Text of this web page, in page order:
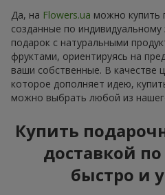
Да, на Flowers.ua можно купить
созданные по
подарок с натуральными
фруктами, ориентируясь на
ваши собственные. В качестве
которое дополняет идею,
можно выбрать любой из
Купить
доставкой
быстро и